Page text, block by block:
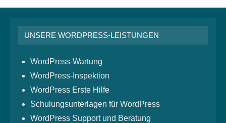
UNSERE WORDPRESS-LEISTUNGEN
WordPress-Wartung
WordPress-Inspektion
WordPress Erste Hilfe
Schulungsunterlagen für WordPress
WordPress Support und Beratung